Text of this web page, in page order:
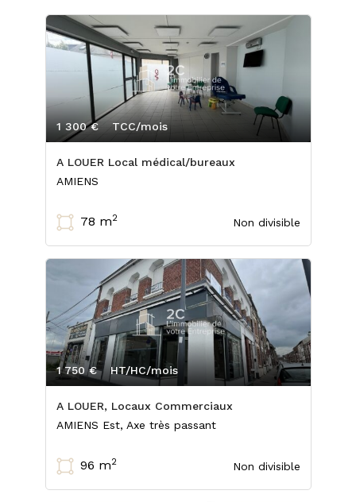
A LOUER Local médical/bureaux
Non divisible
1 300 € TCC/mois
AMIENS
78 m2
A LOUER, Locaux Commerciaux
Non divisible
1 750 € HT/HC/mois
AMIENS Est, Axe très passant
96 m2